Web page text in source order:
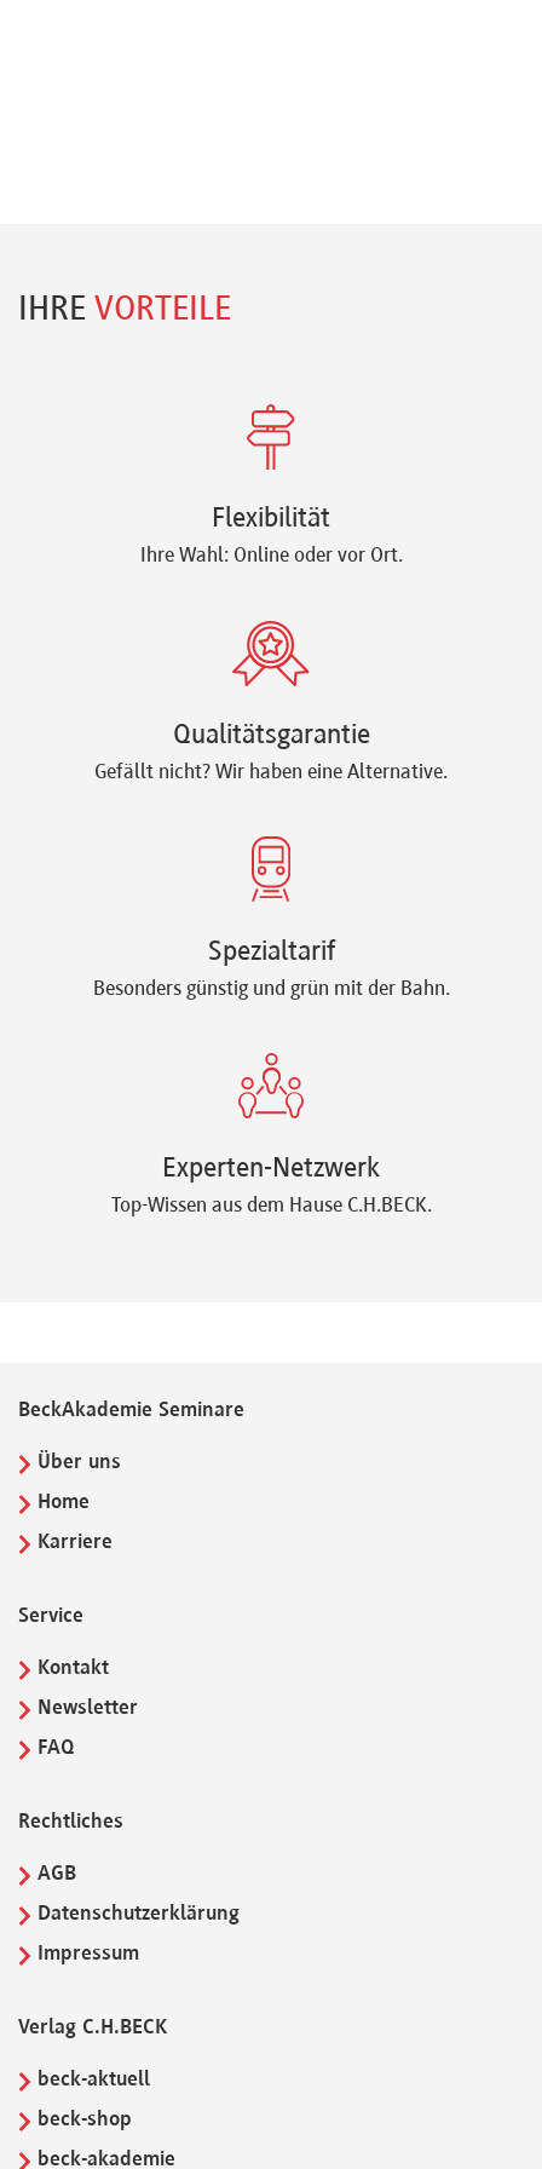
IHRE VORTEILE
Flexibilität
Ihre Wahl: Online oder vor Ort.
Qualitätsgarantie
Gefällt nicht? Wir haben eine Alternative.
Spezialtarif
Besonders günstig und grün mit der Bahn.
Experten-Netzwerk
Top-Wissen aus dem Hause C.H.BECK.
BeckAkademie Seminare
Über uns
Home
Karriere
Service
Kontakt
Newsletter
FAQ
Rechtliches
AGB
Datenschutzerklärung
Impressum
Verlag C.H.BECK
beck-aktuell
beck-shop
beck-akademie